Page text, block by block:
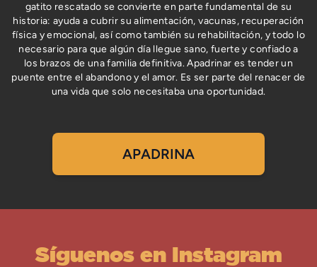
gatito rescatado se convierte en parte fundamental de su
historia: ayuda a cubrir su alimentación, vacunas, recuperación
física y emocional, así como también su rehabilitación, y todo lo
necesario para que algún día llegue sano, fuerte y confiado a
los brazos de una familia definitiva. Apadrinar es tender un
puente entre el abandono y el amor. Es ser parte del renacer de
una vida que solo necesitaba una oportunidad.
APADRINA
Síguenos en Instagram